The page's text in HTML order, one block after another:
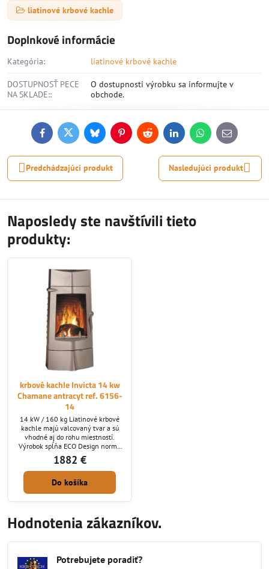
liatinové krbové kachle
Doplnkové informácie
Kategória: liatinové krbové kachle
DOSTUPNOSŤ PECE
NA SKLADE::
O dostupnosti výrobku sa informujte v
obchode.
FacebookTwitterBlueskyPinterestReddit LinkedInWhatsApp
E-
mail
Predchádzajúci produkt Nasledujúci produkt
Naposledy ste navštívili tieto
produkty:
krbové kachle Invicta 14 kw
Chamane antracyt ref. 6156-
14
14 kW / 160 kg Liatinové krbové
kachle majú valcovaný tvar a sú
vhodné aj do rohu miestností.
Výrobok spĺňa ECO Design normu
platnú od 1.1.2022
1882 €
Do košíka
Hodnotenia zákazníkov.
Potrebujete poradiť?